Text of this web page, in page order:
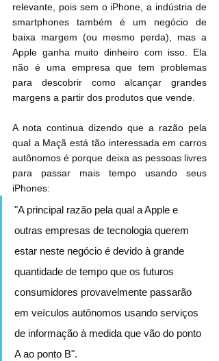
relevante, pois sem o iPhone, a indústria de
smartphones também é um negócio de
baixa margem (ou mesmo perda), mas a
Apple ganha muito dinheiro com isso. Ela
não é uma empresa que tem problemas
para descobrir como alcançar grandes
margens a partir dos produtos que vende.
A nota continua dizendo que a razão pela
qual a Maçã está tão interessada em carros
autônomos é porque deixa as pessoas livres
para passar mais tempo usando seus
iPhones:
"A principal razão pela qual a Apple e
outras empresas de tecnologia querem
estar neste negócio é devido à grande
quantidade de tempo que os futuros
consumidores provavelmente passarão
em veículos autônomos usando serviços
de informação à medida que vão do ponto
A ao ponto B".